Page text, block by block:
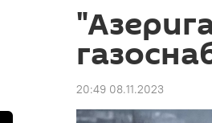
20:49 08.11.2023